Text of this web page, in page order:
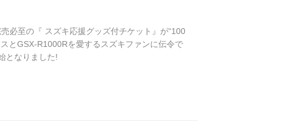
必至の『 スズキ応援グッズ付チケット』が“100
とGSX-R1000Rを愛するスズキファンに伝令で
となりました!